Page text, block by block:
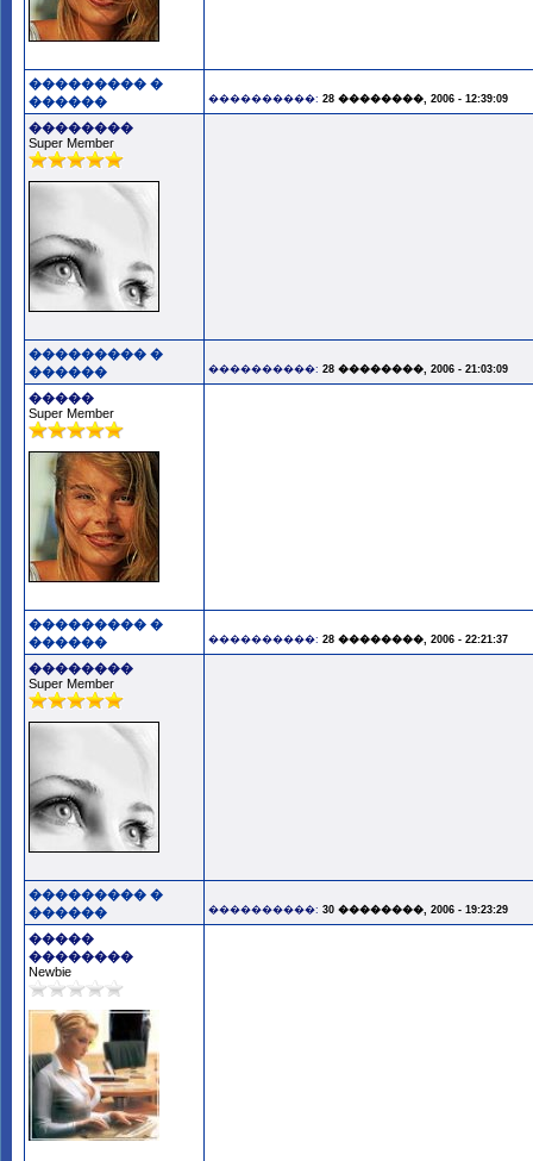
��������� �
������
����������: 28 ��������, 2006 - 12:39:09
��������
Super Member
��������� �
������
����������: 28 ��������, 2006 - 21:03:09
�����
Super Member
��������� �
������
����������: 28 ��������, 2006 - 22:21:37
��������
Super Member
��������� �
������
����������: 30 ��������, 2006 - 19:23:29
�����
��������
Newbie